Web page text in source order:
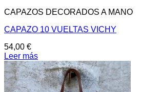
CAPAZOS DECORADOS A MANO
CAPAZO 10 VUELTAS VICHY
54,00 €
Leer más